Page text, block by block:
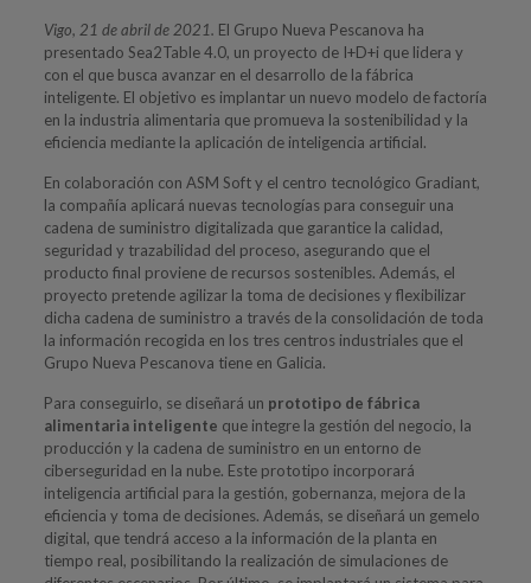
Vigo, 21 de abril de 2021. El Grupo Nueva Pescanova ha
presentado Sea2Table 4.0, un proyecto de I+D+i que lidera y
con el que busca avanzar en el desarrollo de la fábrica
inteligente. El objetivo es implantar un nuevo modelo de factoría
en la industria alimentaria que promueva la sostenibilidad y la
eficiencia mediante la aplicación de inteligencia artificial.
En colaboración con ASM Soft y el centro tecnológico Gradiant,
la compañía aplicará nuevas tecnologías para conseguir una
cadena de suministro digitalizada que garantice la calidad,
seguridad y trazabilidad del proceso, asegurando que el
producto final proviene de recursos sostenibles. Además, el
proyecto pretende agilizar la toma de decisiones y flexibilizar
dicha cadena de suministro a través de la consolidación de toda
la información recogida en los tres centros industriales que el
Grupo Nueva Pescanova tiene en Galicia.
Para conseguirlo, se diseñará un prototipo de fábrica
alimentaria inteligente que integre la gestión del negocio, la
producción y la cadena de suministro en un entorno de
ciberseguridad en la nube. Este prototipo incorporará
inteligencia artificial para la gestión, gobernanza, mejora de la
eficiencia y toma de decisiones. Además, se diseñará un gemelo
digital, que tendrá acceso a la información de la planta en
tiempo real, posibilitando la realización de simulaciones de